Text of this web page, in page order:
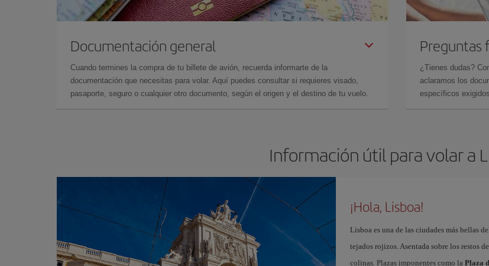
Documentación general
Cuando termines la compra de tu billete de avión, recuerda informarte de la
documentación que necesitas para volar. Aquí puedes consultar si requieres visado,
pasaporte, seguro o cualquier otro documento, según el origen y el destino de tu vuelo.
Preguntas
¿Tienes dudas?
aclaramos los
específicos
Información útil para volar a
¡Hola, Lisboa!
Lisboa es una de las ciudades más bellas
tejados rojizos. Asentada sobre los restos
colinas. Plazas imponentes como la Plaza